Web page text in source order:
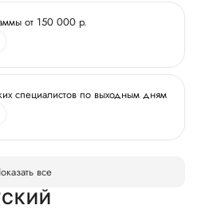
от 150 000 р.
специалистов по выходным дням
все